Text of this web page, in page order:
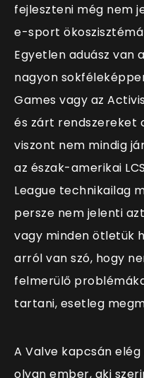
fejleszteni még nem
e-sport
Egyetlen aduász van
nagyon
Games vagy az
és zárt rendszereket
viszont nem mindig
az észak-amerikai
League technikailag
persze nem jelenti
vagy minden ötletük
arról van szó, hogy
felmerülő
tartani, esetleg
A Valve kapcsán
olyan ember, aki